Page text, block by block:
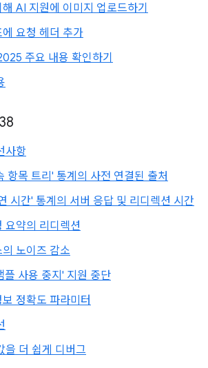
AI 지원에 이미지 업로드하기
요청 헤더 추가
주요 내용 확인하기
사항
항목 트리' 통계의 사전 연결된 출처
시간' 통계의 서버 응답 및 리디렉션 시간
요약의 리디렉션
노이즈 감소
사용 중지' 지원 중단
정확도 파라미터
을 더 쉽게 디버그